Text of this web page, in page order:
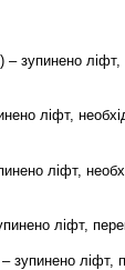
зупинено ліфт,
ліфт,
ліфт,
ліфт,
зупинено ліфт,